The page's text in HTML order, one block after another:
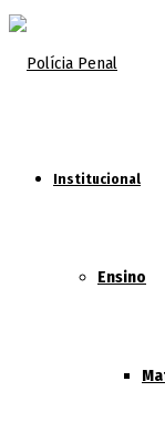
Institucional
Ensino